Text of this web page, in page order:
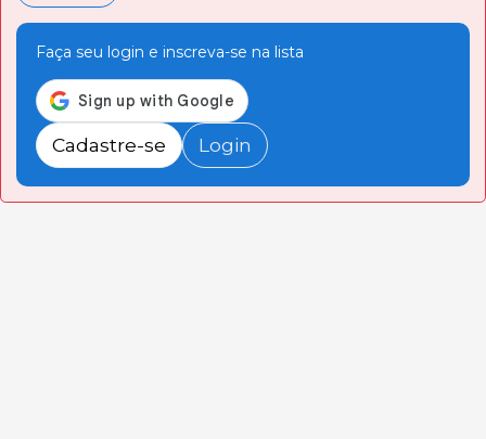
Faça seu login e inscreva-se na lista
Cadastre-se Login